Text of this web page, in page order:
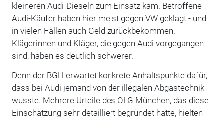
kleineren Audi-Dieseln zum Einsatz kam. Betroffene
Audi-Käufer haben hier meist gegen VW geklagt - und
in vielen Fällen auch Geld zurückbekommen.
Klägerinnen und Kläger, die gegen Audi vorgegangen
sind, haben es deutlich schwerer.
Denn der BGH erwartet konkrete Anhaltspunkte dafür,
dass bei Audi jemand von der illegalen Abgastechnik
wusste. Mehrere Urteile des OLG München, das diese
Einschätzung sehr detailliert begründet hatte, hielten